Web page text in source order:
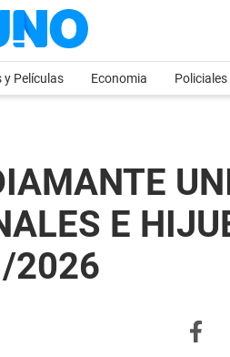
y Películas Economia Policiales
E
2026